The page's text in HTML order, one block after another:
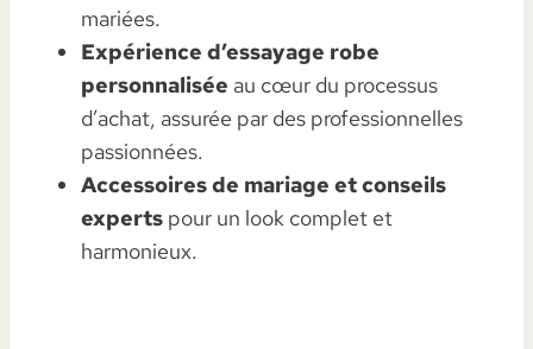
mariées.
Expérience d’essayage robe
personnalisée au cœur du processus
d’achat, assurée par des professionnelles
passionnées.
Accessoires de mariage et conseils
experts pour un look complet et
harmonieux.